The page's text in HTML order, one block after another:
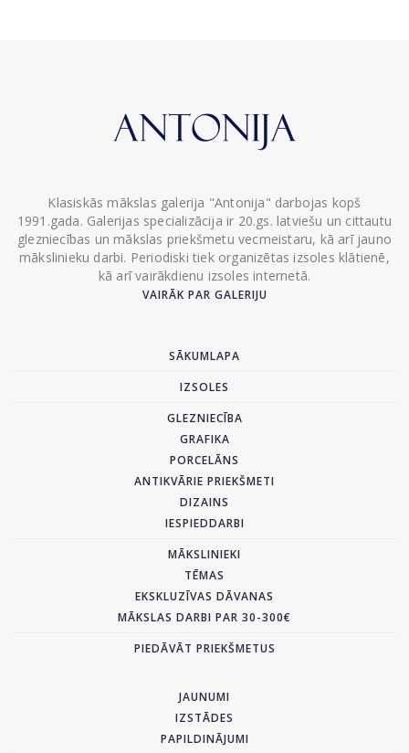
Klasiskās mākslas galerija "Antonija" darbojas kopš
1991.gada. Galerijas specializācija ir 20.gs. latviešu un cittautu
glezniecības un mākslas priekšmetu vecmeistaru, kā arī jauno
mākslinieku darbi. Periodiski tiek organizētas izsoles klātienē,
kā arī vairākdienu izsoles internetā.
VAIRĀK PAR GALERIJU
SĀKUMLAPA
IZSOLES
GLEZNIECĪBA
GRAFIKA
PORCELĀNS
ANTIKVĀRIE PRIEKŠMETI
DIZAINS
IESPIEDDARBI
MĀKSLINIEKI
TĒMAS
EKSKLUZĪVAS DĀVANAS
MĀKSLAS DARBI PAR 30-300€
PIEDĀVĀT PRIEKŠMETUS
JAUNUMI
IZSTĀDES
PAPILDINĀJUMI